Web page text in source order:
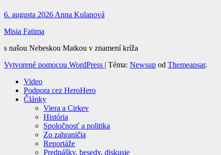
6. augusta 2026 Anna Kulanová
Misia Fatima
s našou Nebeskou Matkou v znamení kríža
Vytvorené pomocou WordPress | Téma: Newsup od Themeansar.
Video
Podpora cez HeroHero
Články
Viera a Cirkev
História
Spoločnosť a politika
Zo zahraničia
Reportáže
Prednášky, besedy, diskusie